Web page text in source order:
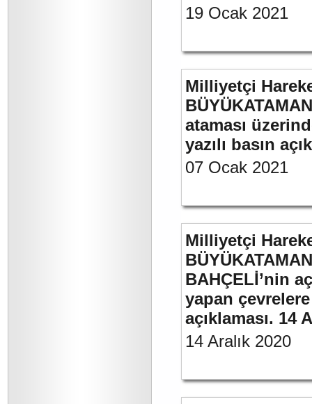
19 Ocak 2021
Milliyetçi
ataması
yazılı basın
07 Ocak 2021
Milliyetçi
BAHÇELİ’nin
yapan
açıklaması. 14
14 Aralık 2020